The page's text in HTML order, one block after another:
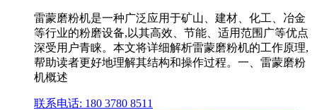
雷蒙磨粉机是一种广泛应用于矿山、建材、化工、冶金
等行业的粉磨设备,以其高效、节能、适用范围广等优点
深受用户青睐。本文将详细解析雷蒙磨粉机的工作原理,
帮助读者更好地理解其结构和操作过程。一、雷蒙磨粉
机概述
联系电话: 180 3780 8511